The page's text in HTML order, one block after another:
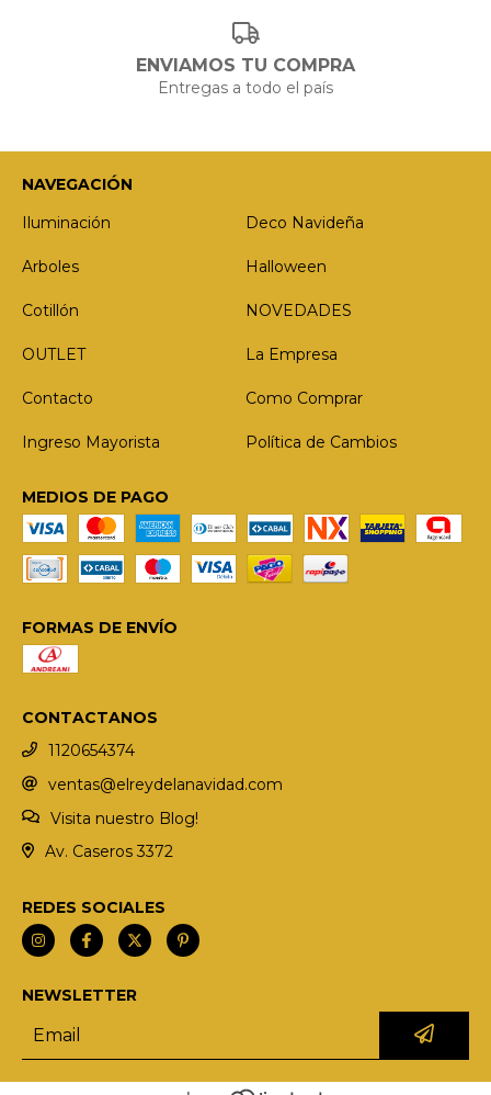
ENVIAMOS TU COMPRA
Entregas a todo el país
NAVEGACIÓN
Iluminación
Deco Navideña
Arboles Halloween
Cotillón NOVEDADES
OUTLET La Empresa
Contacto Como Comprar
Ingreso Mayorista Política de Cambios
MEDIOS DE PAGO
FORMAS DE ENVÍO
CONTACTANOS
1120654374
ventas@elreydelanavidad.com
Visita nuestro Blog!
Av. Caseros 3372
REDES SOCIALES
NEWSLETTER